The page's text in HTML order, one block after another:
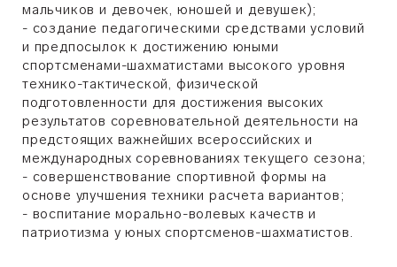
мальчиков и девочек, юношей и девушек);
- создание педагогическими средствами условий
и предпосылок к достижению юными
спортсменами-шахматистами высокого уровня
технико-тактической, физической
подготовленности для достижения высоких
результатов соревновательной деятельности на
предстоящих важнейших всероссийских и
международных соревнованиях текущего сезона;
- совершенствование спортивной формы на
основе улучшения техники расчета вариантов;
- воспитание морально-волевых качеств и
патриотизма у юных спортсменов-шахматистов.